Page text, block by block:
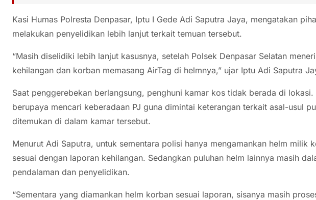
Kasi Humas Polresta Denpasar, Iptu I Gede Adi Saputra Jaya, mengatakan
melakukan penyelidikan lebih lanjut terkait temuan tersebut.
“Masih diselidiki lebih lanjut kasusnya, setelah Polsek Denpasar Selatan
kehilangan dan korban memasang AirTag di helmnya,” ujar Iptu Adi Saputra
Saat penggerebekan berlangsung, penghuni kamar kos tidak berada di lokasi.
berupaya mencari keberadaan PJ guna dimintai keterangan terkait asal-usul
ditemukan di dalam kamar tersebut.
Menurut Adi Saputra, untuk sementara polisi hanya mengamankan helm milik
sesuai dengan laporan kehilangan. Sedangkan puluhan helm lainnya masih
pendalaman dan penyelidikan.
“Sementara yang diamankan helm korban sesuai laporan, sisanya masih